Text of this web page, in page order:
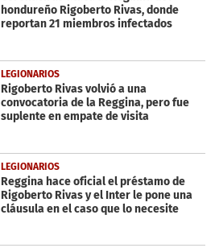
hondureño Rigoberto Rivas, donde
reportan 21 miembros infectados
LEGIONARIOS
Rigoberto Rivas volvió a una
convocatoria de la Reggina, pero fue
suplente en empate de visita
LEGIONARIOS
Reggina hace oficial el préstamo de
Rigoberto Rivas y el Inter le pone una
cláusula en el caso que lo necesite